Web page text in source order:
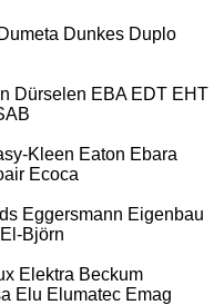
Dumeta Dunkes Duplo
Dürselen EBA EDT EHT
Kleen Eaton Ebara
Ecoca
Eggersmann Eigenbau
El-Björn
Elektra Beckum
Elu Elumatec Emag